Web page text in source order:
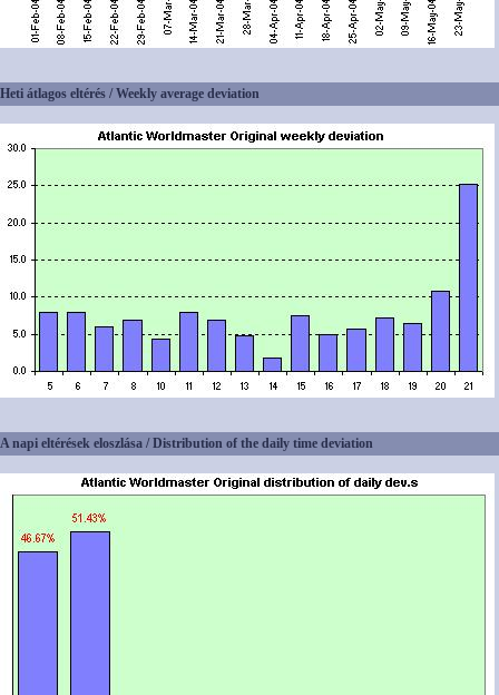
Heti átlagos eltérés / Weekly average deviation
A napi eltérések eloszlása / Distribution of the daily time deviation